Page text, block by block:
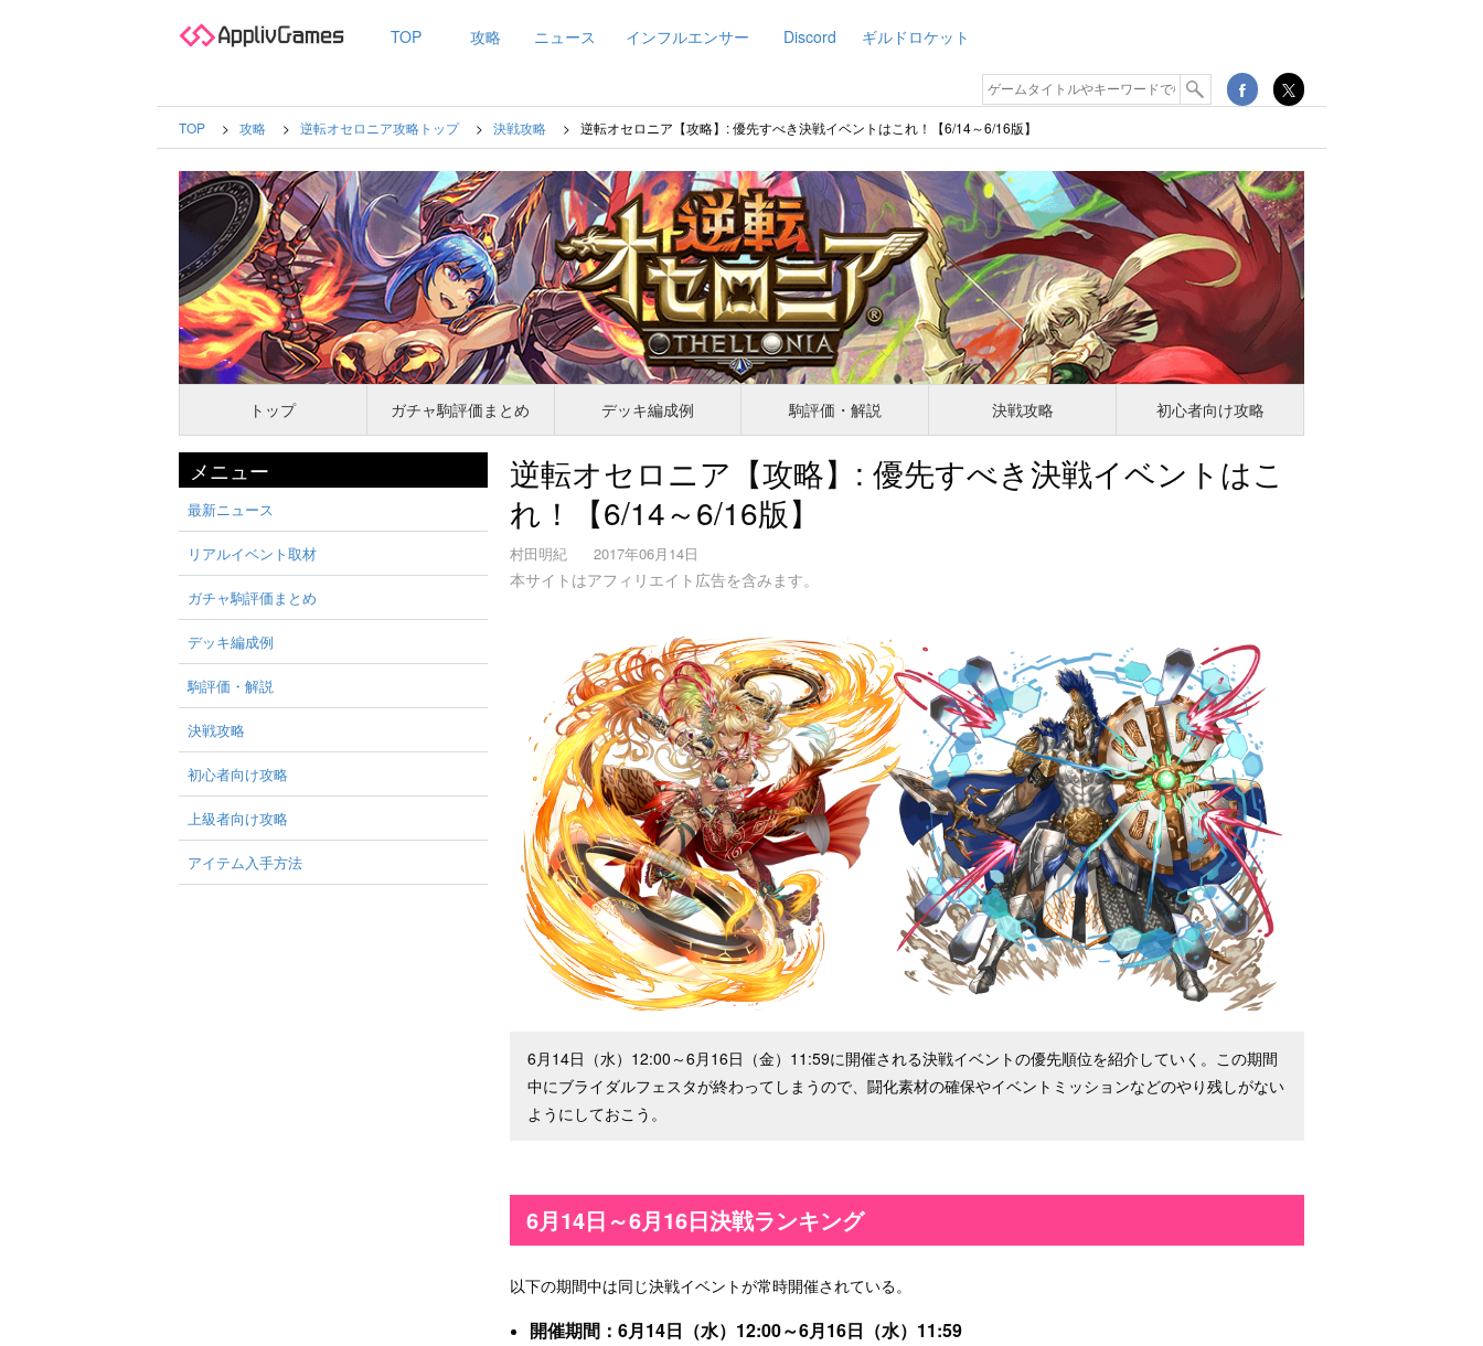
TOP 攻略 ニュース インフルエンサー Discord ギルドロケット
TOP 攻略 逆転オセロニア攻略トップ 決戦攻略 逆転オセロニア【攻略】: 優先すべき決戦イベントはこれ！【6/14～6/16版】
トップ ガチャ駒評価まとめ デッキ編成例 駒評価・解説 決戦攻略 初心者向け攻略
逆転オセロニア【攻略】: 優先すべき決戦イベントはこ
れ！【6/14～6/16版】
村田明紀 2017年06月14日
本サイトはアフィリエイト広告を含みます。
6月14日（水）12:00～6月16日（金）11:59に開催される決戦イベントの優先順位を紹介していく。この期間
中にブライダルフェスタが終わってしまうので、闘化素材の確保やイベントミッションなどのやり残しがない
ようにしておこう。
6月14日～6月16日決戦ランキング
以下の期間中は同じ決戦イベントが常時開催されている。
開催期間：6月14日（水）12:00～6月16日（水）11:59
メニュー
最新ニュース
リアルイベント取材
ガチャ駒評価まとめ
デッキ編成例
駒評価・解説
決戦攻略
初心者向け攻略
上級者向け攻略
アイテム入手方法